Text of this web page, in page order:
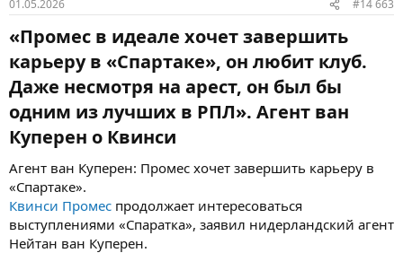
01.05.2026 #14 663
«Промес в идеале хочет завершить
карьеру в «Спартаке», он любит клуб.
Даже несмотря на арест, он был бы
одним из лучших в РПЛ». Агент ван
Куперен о Квинси​
Агент ван Куперен: Промес хочет завершить карьеру в
«Спартаке».
Квинси Промес продолжает интересоваться
выступлениями «Спаратка», заявил нидерландский агент
Нейтан ван Куперен.